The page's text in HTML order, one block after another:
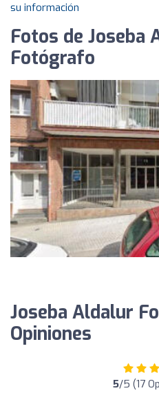
su información
Fotos de Joseba
Fotógrafo
Joseba Aldalur
Opiniones
5/5 (17